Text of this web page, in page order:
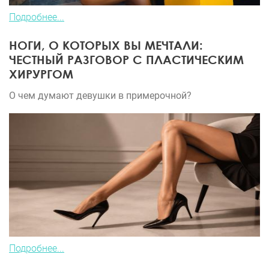
Подробнее...
НОГИ, О КОТОРЫХ ВЫ МЕЧТАЛИ:
ЧЕСТНЫЙ РАЗГОВОР С ПЛАСТИЧЕСКИМ
ХИРУРГОМ
О чем думают девушки в примерочной?
Подробнее...